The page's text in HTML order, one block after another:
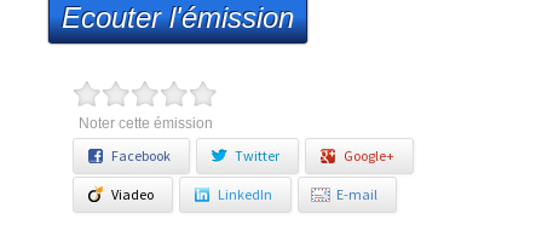
Ecouter l'émission
Noter cette émission
Facebook Twitter Google+
Viadeo LinkedIn E-mail